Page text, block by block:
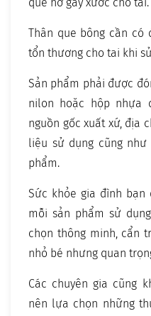
Thân que bông cần có
tổn thương cho tai khi
Sản phẩm phải được
nilon hoặc hộp nhựa
nguồn gốc xuất xứ, địa
liệu sử dụng cũng
phẩm.
Sức khỏe gia đình bạn
mỗi sản phẩm sử
chọn thông minh, cẩn
nhỏ bé nhưng quan
Các chuyên gia cũng
nên lựa chọn những